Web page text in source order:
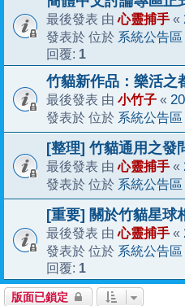
最後發表 由心靈捕手 «
發表於 位於 系統公告區
回覆: 1
竹貓新作品：樂活
最後發表 由 小竹子 «
發表於 位於 系統公告區
[整理] 竹貓通用之發
最後發表 由心靈捕手 «
發表於 位於 系統公告區
[重要] 關於竹貓星球
最後發表 由心靈捕手 «
發表於 位於 系統公告區
回覆: 1
版面已鎖定